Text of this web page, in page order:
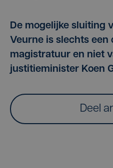
De mogelijke sluiting
Veurne is slechts een
magistratuur en niet
justitieminister Koen
Deel